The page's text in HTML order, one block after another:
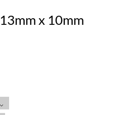
13mm x 10mm